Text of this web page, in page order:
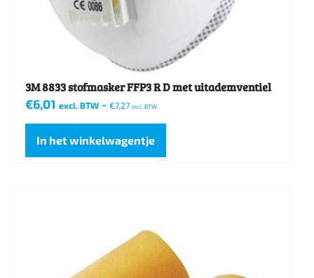
3M 8833 stofmasker FFP3 R D met uitademventiel
€6,01 excl. BTW - €7,27 incl. BTW
In het winkelwagentje